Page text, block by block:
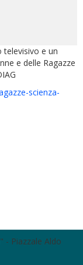
televisivo e un
e delle Ragazze
scienza-
- Piazzale Aldo